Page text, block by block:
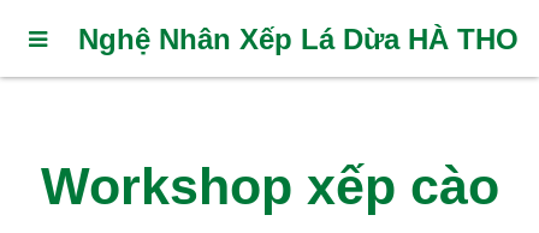
Nghệ Nhân Xếp Lá Dừa HÀ THO
Workshop xếp cào